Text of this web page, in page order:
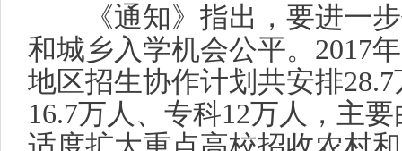
《通知》指出，要进一步
和城乡入学机会公平。 2017
地区招生协作计划共安排28.7
16.7万人、专科12万人，主